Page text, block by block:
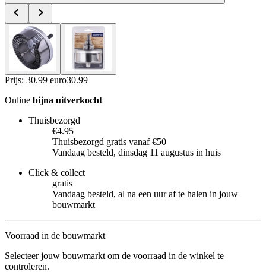
Prijs: 30.99 euro30.99
Online bijna uitverkocht
Thuisbezorgd
€4.95
Thuisbezorgd gratis vanaf €50
Vandaag besteld, dinsdag 11 augustus in huis
Click & collect
gratis
Vandaag besteld, al na een uur af te halen in jouw
bouwmarkt
Voorraad in de bouwmarkt
Selecteer jouw bouwmarkt om de voorraad in de winkel te
controleren.